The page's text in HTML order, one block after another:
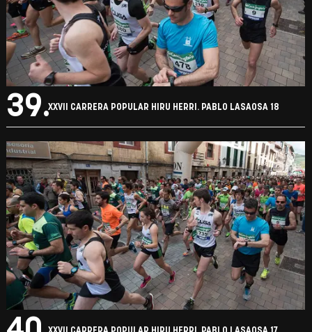
39.XXVII CARRERA POPULAR HIRU HERRI. PABLO LASAOSA 18